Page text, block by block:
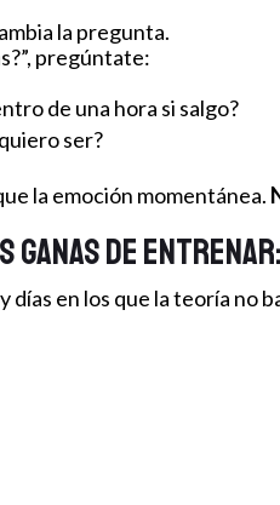
la pregunta.
pregúntate:
de una hora si salgo?
ser?
la emoción momentánea.
ganas de
días en los que la teoría no